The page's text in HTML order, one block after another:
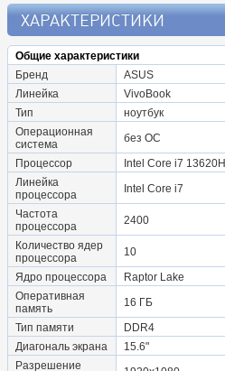
ХАРАКТЕРИСТИКИ
Общие характеристики
Бренд
ASUS
Линейка
VivoBook
Тип
ноутбук
Операционная
система
без ОС
Процессор
Intel Core i7 13620H
Линейка
процессора
Intel Core i7
Частота
процессора
2400
Количество ядер
процессора
10
Ядро процессора
Raptor Lake
Оперативная
память
16 ГБ
Тип памяти
DDR4
Диагональ экрана
15.6"
Разрешение